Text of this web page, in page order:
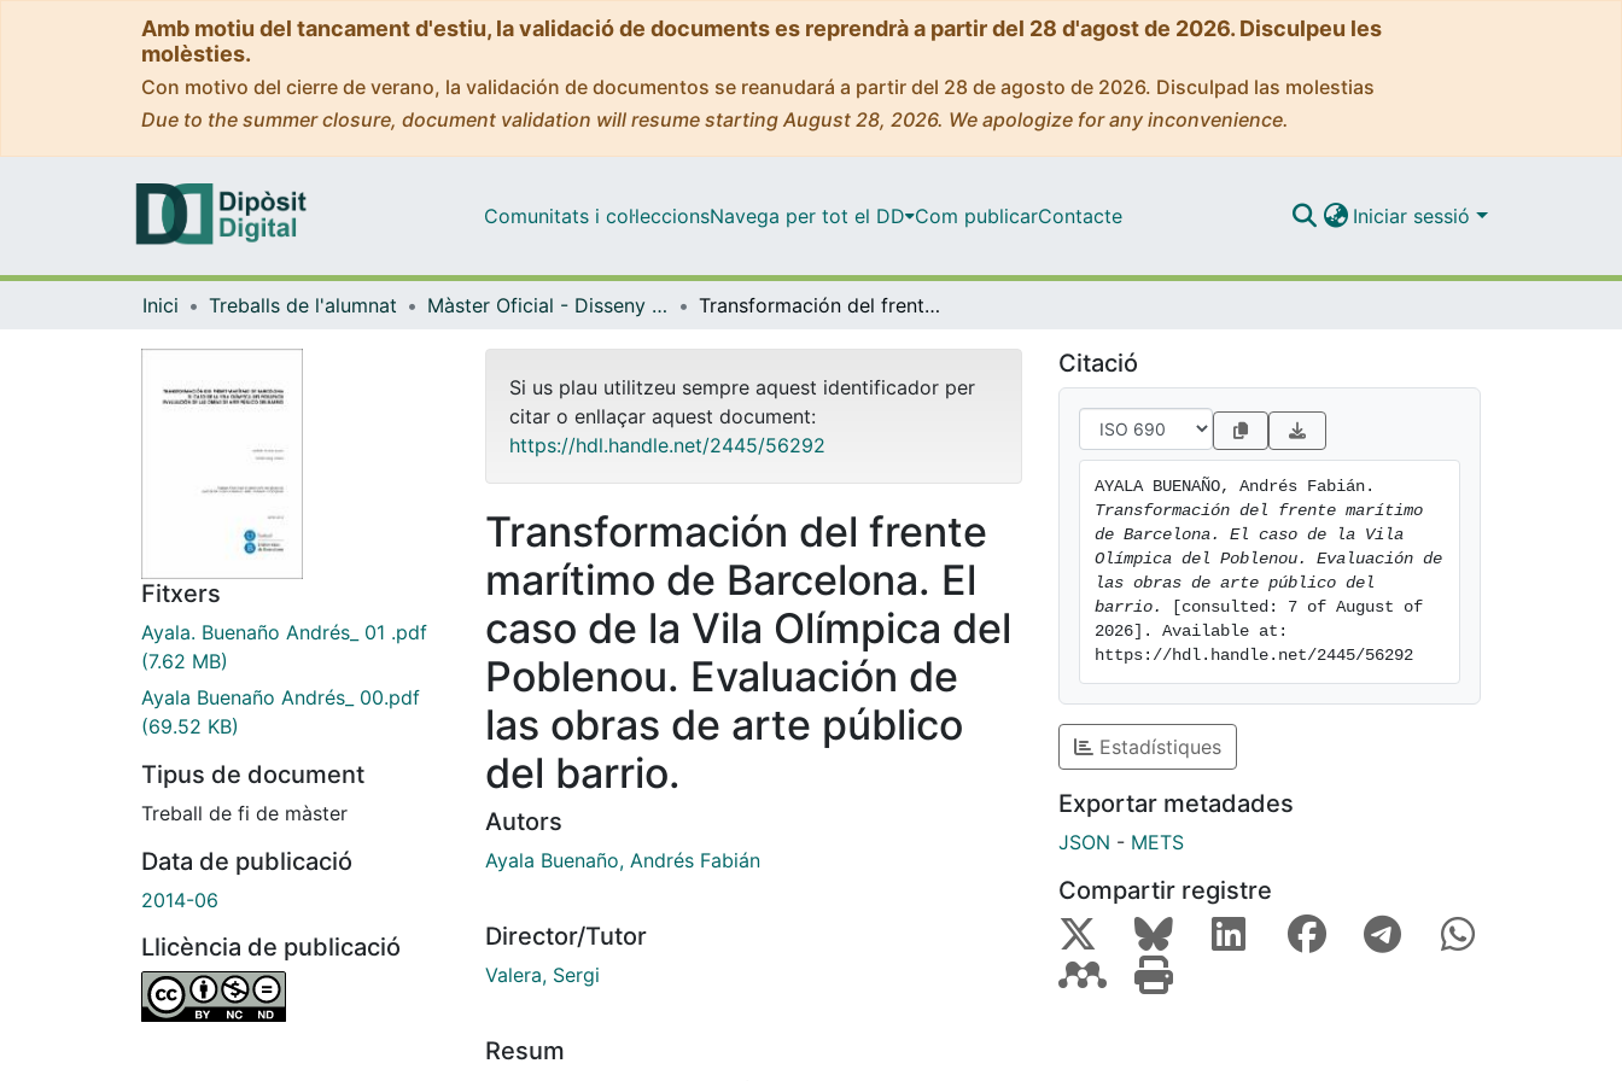
Amb motiu del tancament d'estiu, la validació de documents es reprendrà a partir del 28 d'agost de 2026. Disculpeu les
molèsties.
Con motivo del cierre de verano, la validación de documentos se reanudará a partir del 28 de agosto de 2026. Disculpad las molestias
Due to the summer closure, document validation will resume starting August 28, 2026. We apologize for any inconvenience.
Comunitats i col·leccionsNavega per tot el DD Com publicarContacte Iniciar sessió
Inici Treballs de l'alumnat Màster Oficial - Disseny Urbà: Art, Ciutat, Societat Transformación del frente marítimo de Barcelona. El caso de la Vila Olímpica del Poblenou. Evaluación de las obras de arte público del barrio.
Fitxers
Ayala. Buenaño Andrés_ 01 .pdf
(7.62 MB)
Ayala Buenaño Andrés_ 00.pdf
(69.52 KB)
Tipus de document
Treball de fi de màster
Data de publicació
2014-06
Llicència de publicació
Si us plau utilitzeu sempre aquest identificador per
citar o enllaçar aquest document:
https://hdl.handle.net/2445/56292
Transformación del frente
marítimo de Barcelona. El
caso de la Vila Olímpica del
Poblenou. Evaluación de
las obras de arte público
del barrio.
Autors
Ayala Buenaño, Andrés Fabián
Director/Tutor
Valera, Sergi
Resum
Citació
Transformación del frente marítimo
de Barcelona. El caso de la Vila
Olímpica del Poblenou. Evaluación de
las obras de arte público del
barrio.
[consulted: 7 of August of
2026]. Available at:
https://hdl.handle.net/2445/56292
Estadístiques
Exportar metadades
JSON - METS
Compartir registre